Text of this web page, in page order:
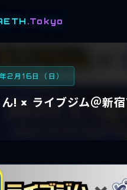
.Tokyo
月16日（日）
ん! × ライブジム＠新